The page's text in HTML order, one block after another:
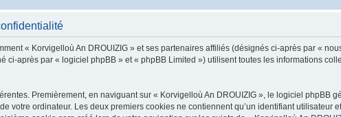
« Korvigelloù An DROUIZIG » et ses partenaires affiliés (désignés ci-après par «
ci-après par « logiciel phpBB » et « phpBB Limited ») utilisent toutes les informations
Premièrement, en naviguant sur « Korvigelloù An DROUIZIG », le logiciel phpBB
votre ordinateur. Les deux premiers cookies ne contiennent qu’un identifiant utilisateur